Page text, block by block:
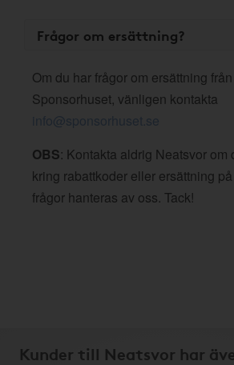
Frågor om ersättning?
Om du har frågor om ersättning
Sponsorhuset, vänligen kontakta
info@sponsorhuset.se
OBS: Kontakta aldrig Neatsvor om
kring rabattkoder eller ersättning
frågor hanteras av oss. Tack!
Kunder till Neatsvor har